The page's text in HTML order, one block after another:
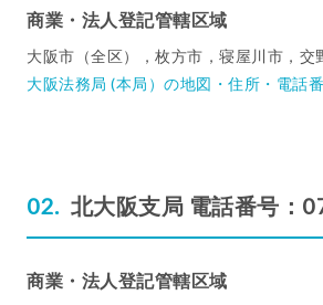
商業・法人登記管轄区域
大阪市（全区），枚方市，寝屋川市，交
大阪法務局 (本局）の地図・住所・電話
北大阪支局 電話番号：
商業・法人登記管轄区域